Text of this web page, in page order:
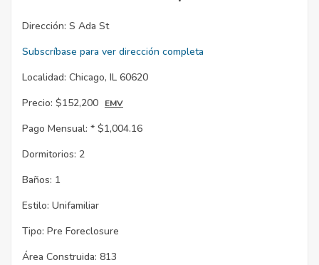
Dirección: S Ada St
Subscríbase para ver dirección completa
Localidad: Chicago, IL 60620
Precio: $152,200 EMV
Pago Mensual: * $1,004.16
Dormitorios: 2
Baños: 1
Estilo: Unifamiliar
Tipo: Pre Foreclosure
Área Construida: 813